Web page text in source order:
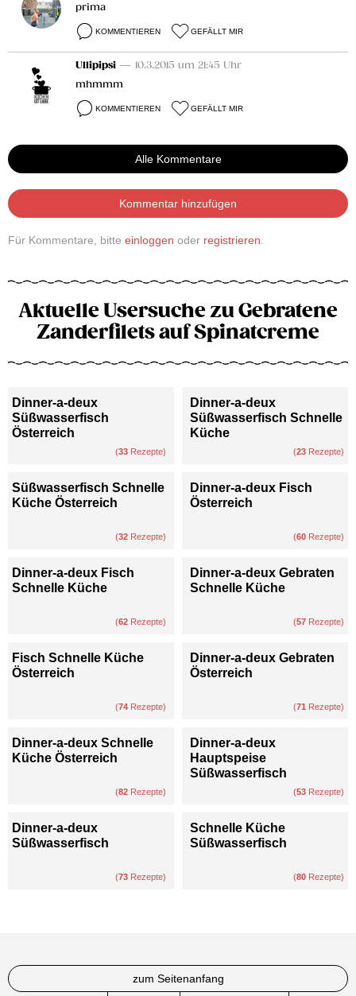
prima
KOMMENTIEREN GEFÄLLT MIR
Ullipipsi — 10.3.2015 um 21:45 Uhr
mhmmm
KOMMENTIEREN GEFÄLLT MIR
Alle Kommentare
Kommentar hinzufügen
Für Kommentare, bitte einloggen oder registrieren
Aktuelle Usersuche zu Gebratene
Zanderfilets auf Spinatcreme
Dinner-a-deux
Süßwasserfisch
Österreich
(33 Rezepte)
Dinner-a-deux
Süßwasserfisch Schnelle
Küche
(23 Rezepte)
Süßwasserfisch Schnelle
Küche Österreich
(32 Rezepte)
Dinner-a-deux Fisch
Österreich
(60 Rezepte)
Dinner-a-deux Fisch
Schnelle Küche
(62 Rezepte)
Dinner-a-deux Gebraten
Schnelle Küche
(57 Rezepte)
Fisch Schnelle Küche
Österreich
(74 Rezepte)
Dinner-a-deux Gebraten
Österreich
(71 Rezepte)
Dinner-a-deux Schnelle
Küche Österreich
(82 Rezepte)
Dinner-a-deux
Hauptspeise
Süßwasserfisch
(53 Rezepte)
Dinner-a-deux
Süßwasserfisch
(73 Rezepte)
Schnelle Küche
Süßwasserfisch
(80 Rezepte)
zum Seitenanfang